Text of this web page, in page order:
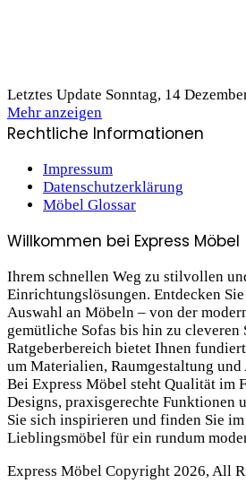
Letztes Update Sonntag, 14
Mehr anzeigen
Rechtliche Informationen
Impressum
Datenschutzerklärung
Möbel Glossar
Willkommen bei Express Möbel
Ihrem schnellen Weg zu stilvollen
Einrichtungslösungen. Entdecken
Auswahl an Möbeln – von der
gemütliche Sofas bis hin zu cleveren
Ratgeberbereich bietet Ihnen
um Materialien, Raumgestaltung
Bei Express Möbel steht Qualität im
Designs, praxis­gerechte Funktionen
Sie sich inspirieren und finden Sie
Lieblings­möbel für ein rundum
Express Möbel Copyright 2026, All